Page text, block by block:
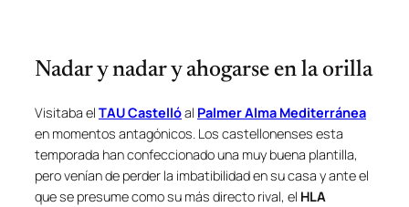
Nadar y nadar y ahogarse en la orilla
Visitaba el TAU Castellóal Palmer Alma Mediterránea
en momentos antagónicos. Los castellonenses esta
temporada han confeccionado una muy buena plantilla,
pero venían de perder la imbatibilidad en su casa y ante el
que se presume como su más directo rival, el HLA